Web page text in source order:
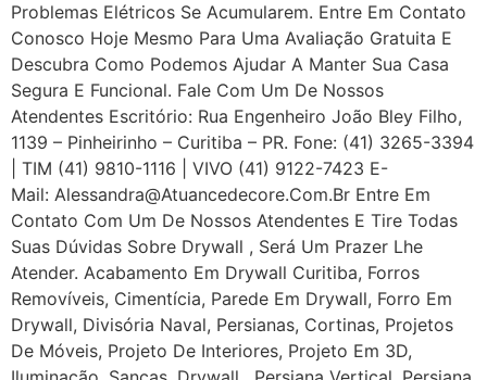
Problemas Elétricos Se Acumularem. Entre Em Contato
Conosco Hoje Mesmo Para Uma Avaliação Gratuita E
Descubra Como Podemos Ajudar A Manter Sua Casa
Segura E Funcional. Fale Com Um De Nossos
Atendentes Escritório: Rua Engenheiro João Bley Filho,
1139 – Pinheirinho – Curitiba – PR. Fone: (41) 3265-3394
| TIM (41) 9810-1116 | VIVO (41) 9122-7423 E-
Mail: Alessandra@atuancedecore.com.br Entre Em
Contato Com Um De Nossos Atendentes E Tire Todas
Suas Dúvidas Sobre Drywall ‎, Será Um Prazer Lhe
Atender. Acabamento Em Drywall Curitiba, Forros
Removíveis, Cimentícia, Parede Em Drywall, Forro Em
Drywall, Divisória Naval, Persianas, Cortinas, Projetos
De Móveis, Projeto De Interiores, Projeto Em 3D,